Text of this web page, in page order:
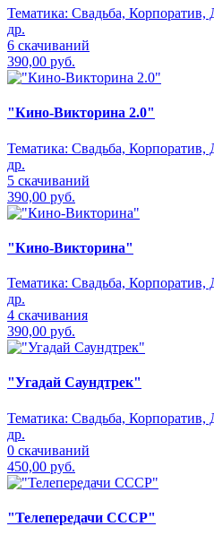
Тематика: Свадьба,
др.
6 скачиваний
390,00 руб.
"Кино-Викторина 2.0"
Тематика: Свадьба,
др.
5 скачиваний
390,00 руб.
"Кино-Викторина"
Тематика: Свадьба,
др.
4 скачивания
390,00 руб.
"Угадай Саундтрек"
Тематика: Свадьба,
др.
0 скачиваний
450,00 руб.
"Телепередачи СССР"